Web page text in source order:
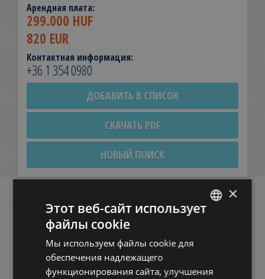
Арендная плата:
299.000 HUF
820 EUR
Контактная информация:
+36 1 354 0980
ДОБАВИТЬ В СПИСОК
СКАЧАТЬ PDF
НОВЫЙ ПОИСК
Похожие квартиры в Будапеште
в этом же районе HUNGARIAN
×
Этот веб-сайт использует
файлы cookie
Мы используем файлы cookie для
обеспечения надлежащего
функционирования сайта, улучшения